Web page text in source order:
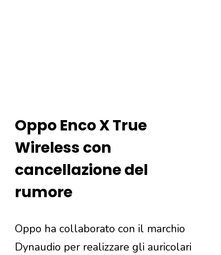
Oppo Enco X True
Wireless con
cancellazione del
rumore
Oppo ha collaborato con il marchio
Dynaudio per realizzare gli auricolari